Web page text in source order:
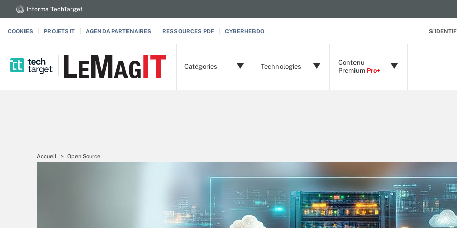
Informa TechTarget
COOKIES PROJETS IT AGENDA PARTENAIRES RESSOURCES PDF CYBERHEBDO
Catégories Technologies
Contenu
Premium Pro+
Accueil Open Source